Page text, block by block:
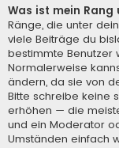
Was ist mein Rang
Ränge, die unter
viele Beiträge du
bestimmte Benutzer
Normalerweise
ändern, da sie von
Bitte schreibe keine
erhöhen — die
und ein Moderator
Umständen einfach